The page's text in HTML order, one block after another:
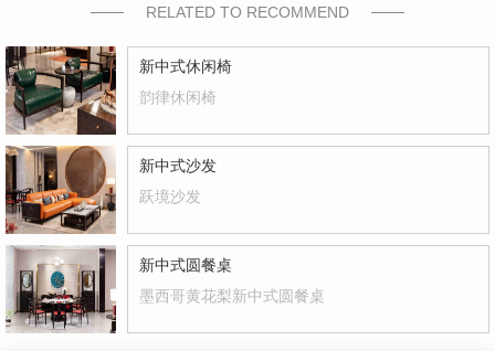
RELATED TO RECOMMEND
新中式休闲椅
韵律休闲椅
新中式沙发
跃境沙发
新中式圆餐桌
墨西哥黄花梨新中式圆餐桌